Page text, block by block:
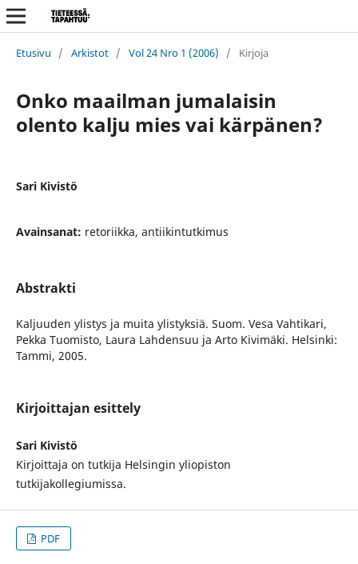
Etusivu / Arkistot / Vol 24 Nro 1 (2006) / Kirjoja
Onko maailman jumalaisin
olento kalju mies vai kärpänen?
Sari Kivistö
Avainsanat: retoriikka, antiikintutkimus
Abstrakti
Kaljuuden ylistys ja muita ylistyksiä. Suom. Vesa Vahtikari,
Pekka Tuomisto, Laura Lahdensuu ja Arto Kivimäki. Helsinki:
Tammi, 2005.
Kirjoittajan esittely
Sari Kivistö
Kirjoittaja on tutkija Helsingin yliopiston
tutkijakollegiumissa.
PDF